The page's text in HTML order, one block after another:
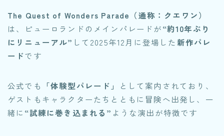
The Quest of Wonders Parade （通称：クエワン）
は、ピューロランドのメインパレードが“約10年ぶり
にリニューアル” して2025年12月に登場した 新作パレ
ードです
公式でも 「体験型パレード」
として案内されており、
ゲストもキャラクターたちとともに冒険へ出発し、一
緒に “試練に巻き込まれる” ような演出が特徴です